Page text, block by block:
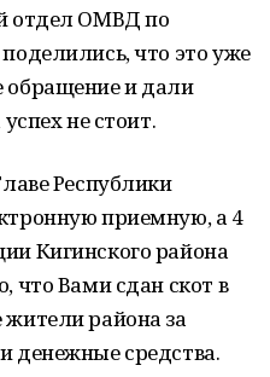
отдел ОМВД по
что это уже
обращение и дали
не стоит.
Республики
приемную, а 4
Кигинского района
что Вами сдан скот в
района за
денежные средства.